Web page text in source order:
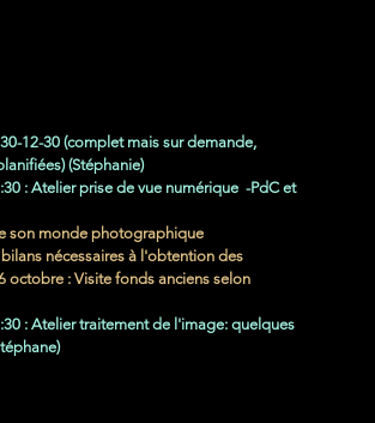
12-30 (complet mais sur demande,
(Stéphanie)
: Atelier prise de vue numérique -PdC et
son monde photographique
nécessaires à l'obtention des
octobre : Visite fonds anciens selon
: Atelier traitement de l'image: quelques